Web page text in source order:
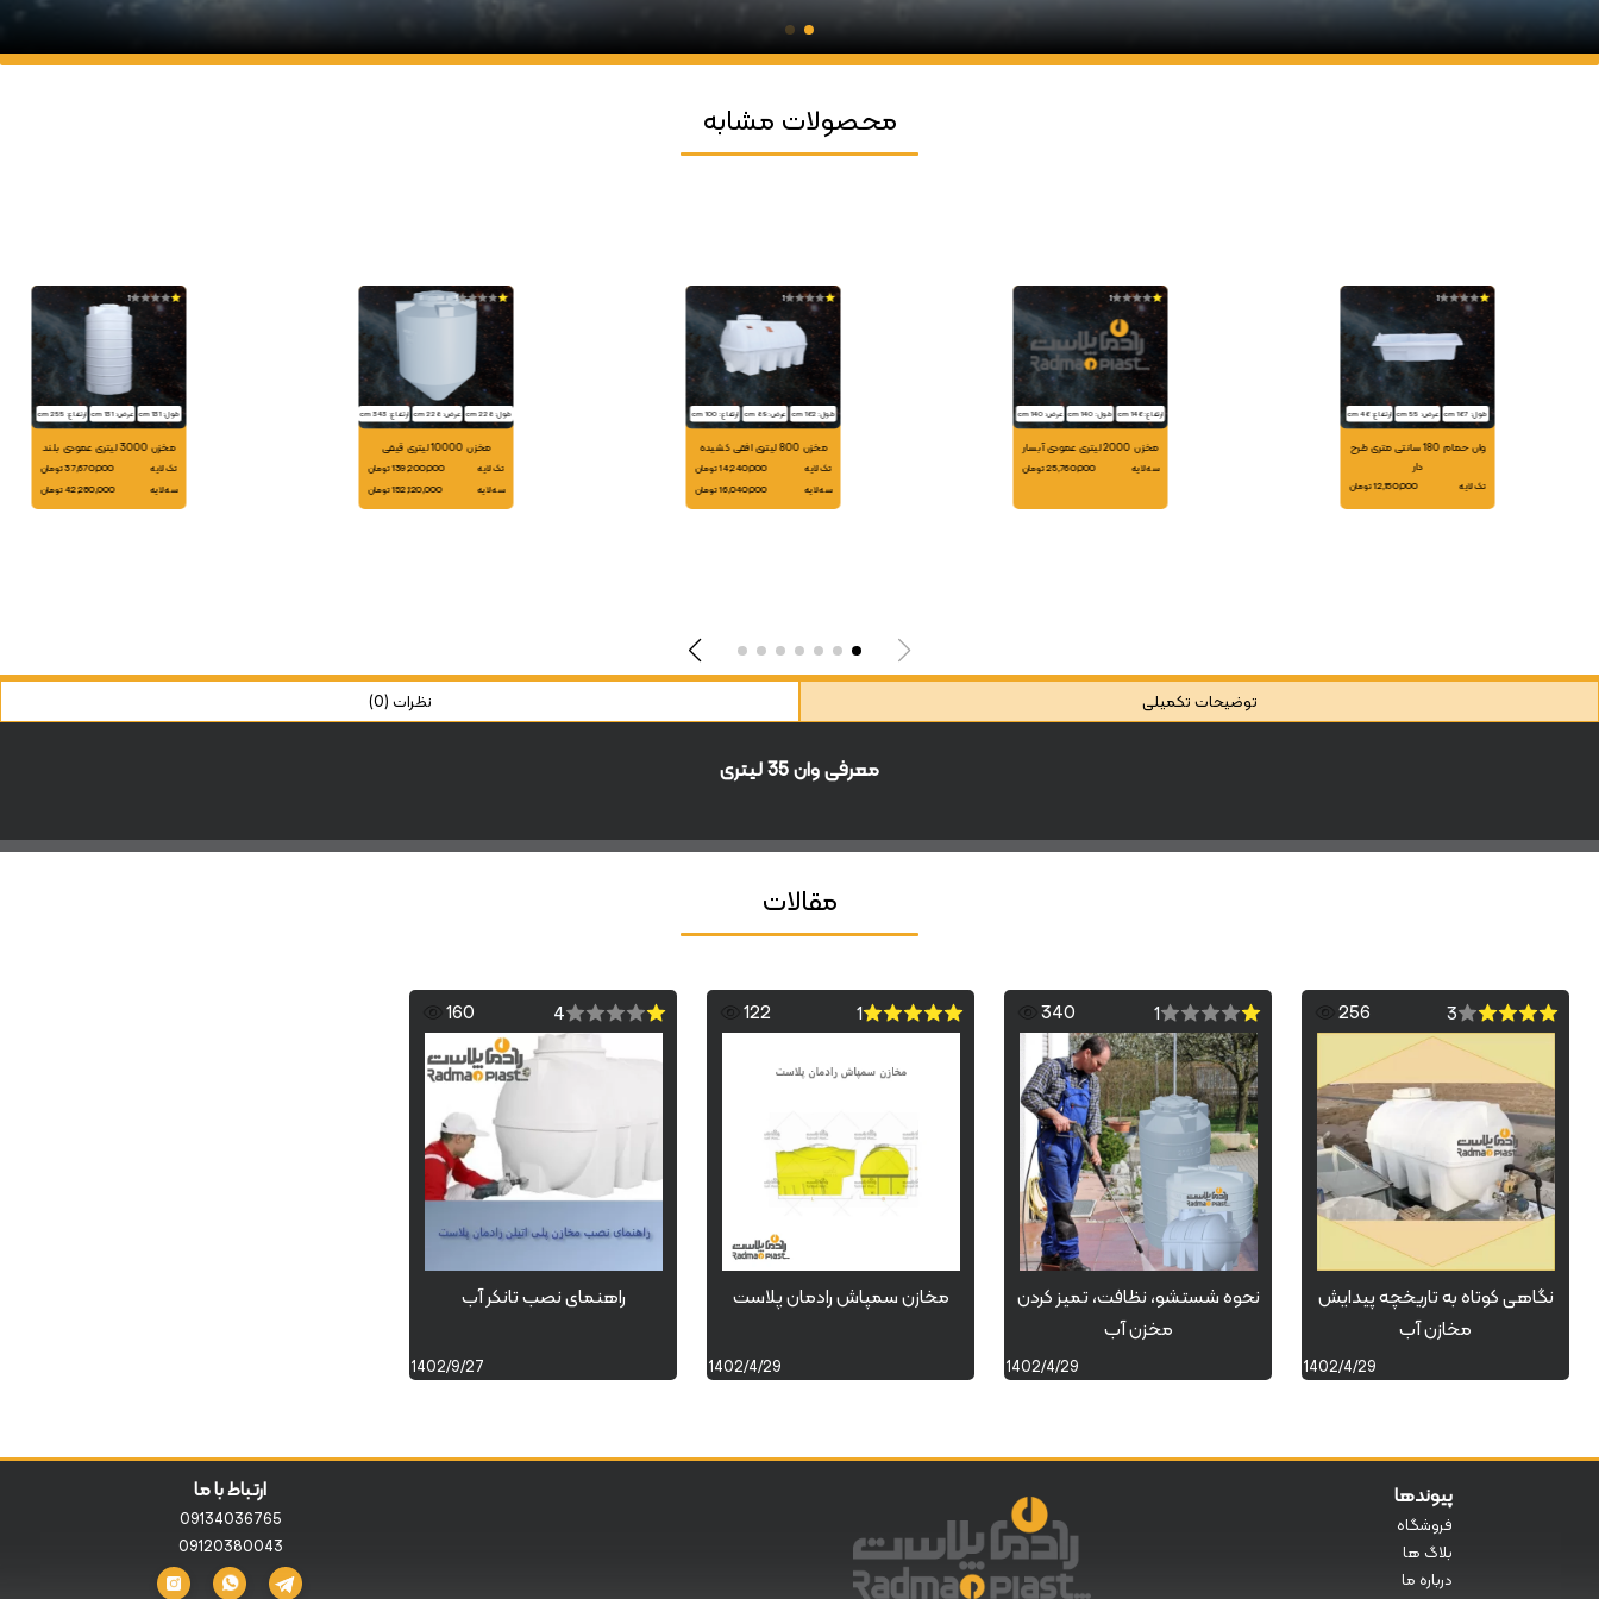
محصولات مشابه
1
طول: 167 cm عرض: 55 cm ارتفاع: 46 cm
وان حمام 180 سانتی متری طرح
دار
تک لایه 12,150,000 تومان
1
ارتفاع: 146 cm طول: 140 cm عرض: 140 cm
مخزن 2000 لیتری عمودی آبسار
سه لایه 25,760,000 تومان
1
طول: 162 cm عرض: 89 cm ارتفاع: 100 cm
مخزن 800 لیتری افقی کشیده
تک لایه
14,240,000 تومان
سه لایه
16,040,000 تومان
1
طول: 228 cm عرض: 228 cm ارتفاع: 343 cm
مخزن 10000 لیتری قیفی
تک لایه
139,200,000 تومان
سه لایه
152,120,000 تومان
1
طول: 131 cm عرض: 131 cm ارتفاع: 255 cm
مخزن 3000 لیتری عمودی بلند
تک لایه
37,670,000 تومان
سه لایه
42,280,000 تومان
توضیحات تکمیلی نظرات (0)
معرفی وان 35 لیتری
مقالات
3
256
نگاهی کوتاه به تاریخچه پیدایش
مخازن آب
1402/4/29
1
340
نحوه شستشو، نظافت، تمیز کردن
مخزن آب
1402/4/29
1
122
مخازن سمپاش رادمان پلاست
1402/4/29
4
160
راهنمای نصب تانکر آب
1402/9/27
پیوندها
فروشگاه
بلاگ ها
درباره ما
ارتباط با ما
09134036765
09120380043